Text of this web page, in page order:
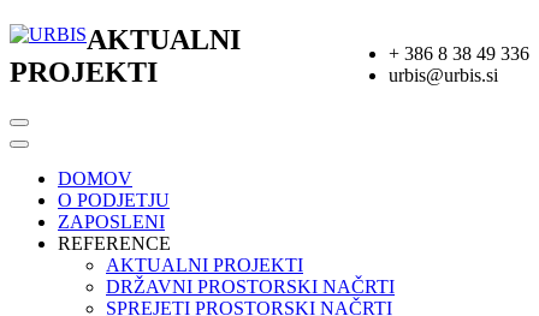
+ 386 8 38 49 336
urbis@urbis.si
DOMOV
O PODJETJU
ZAPOSLENI
REFERENCE
AKTUALNI PROJEKTI
DRŽAVNI PROSTORSKI NAČRTI
SPREJETI PROSTORSKI NAČRTI
AKTUALNI
PROJEKTI